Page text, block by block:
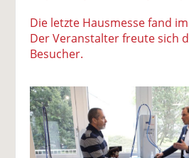
Die letzte Hausmesse fand
Der Veranstalter freute sich
Besucher.